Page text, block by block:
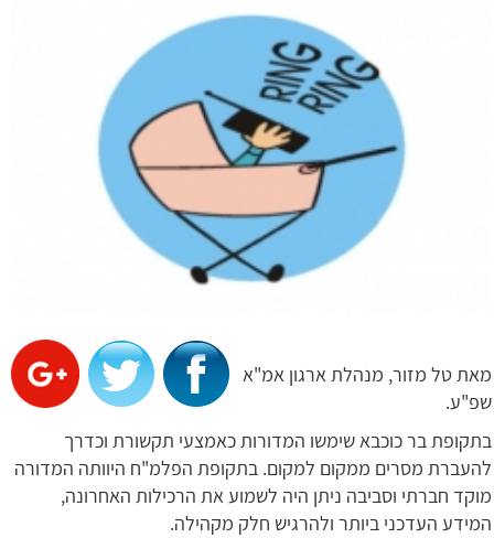
מאת טל מזור, מנהלת ארגון אמ"א
שפ"ע.
בתקופת בר כוכבא שימשו המדורות כאמצעי תקשורת וכדרך
להעברת מסרים ממקום למקום. בתקופת הפלמ"ח היוותה המדורה
מוקד חברתי וסביבה ניתן היה לשמוע את הרכילות האחרונה,
המידע העדכני ביותר ולהרגיש חלק מקהילה.